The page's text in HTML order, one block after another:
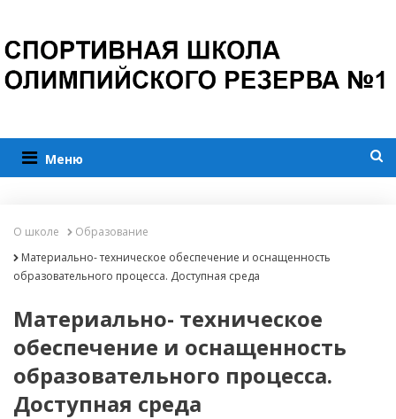
Меню
О школе
Образование
Материально- техническое обеспечение и оснащенность
образовательного процесса. Доступная среда
Материально- техническое
обеспечение и оснащенность
образовательного процесса.
Доступная среда